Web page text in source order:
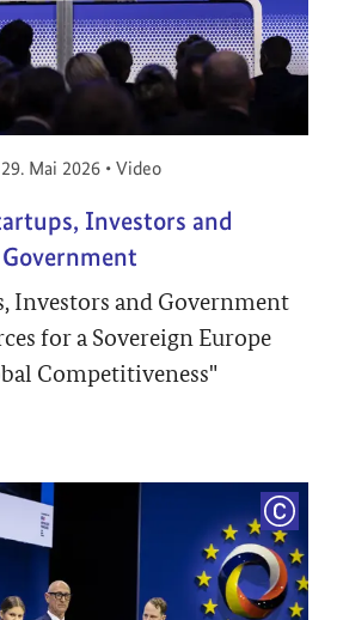
Veröffentlicht am:
29. Mai 2026 • Video
Investors and
Government
Investors and Government
for a Sovereign Europe
Competitiveness"